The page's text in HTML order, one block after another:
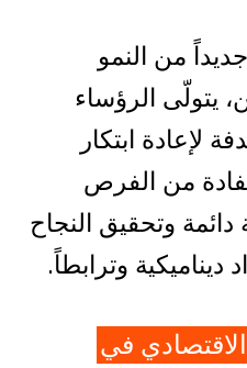
من النمو
يتولّى الرؤساء
لإعادة ابتكار
من الفرص
وتحقيق النجاح
وترابطاً.
في